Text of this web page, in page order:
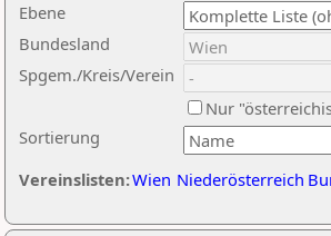
Ebene
Sortierung
Bundesland
Spgem./Kreis/Verein
Nur
Vereinslisten:Wien Niederösterreich